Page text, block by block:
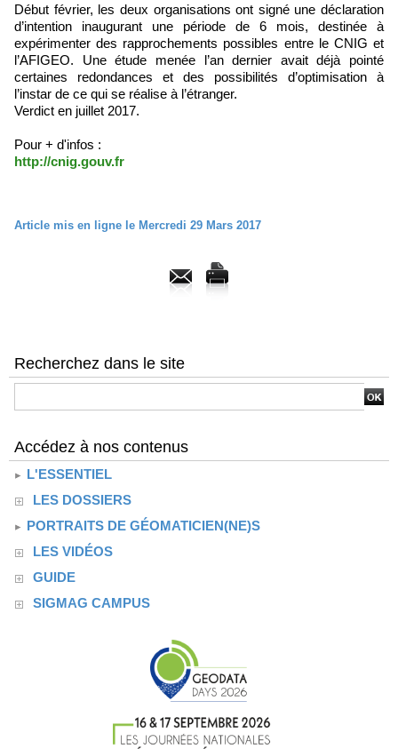
Début février, les deux organisations ont signé une déclaration
d’intention inaugurant une période de 6 mois, destinée à
expérimenter des rapprochements possibles entre le CNIG et
l’AFIGEO. Une étude menée l’an dernier avait déjà pointé
certaines redondances et des possibilités d’optimisation à
l’instar de ce qui se réalise à l’étranger.
Verdict en juillet 2017.
Pour + d'infos :
http://cnig.gouv.fr
Article mis en ligne le Mercredi 29 Mars 2017
Recherchez dans le site
Accédez à nos contenus
L'ESSENTIEL
LES DOSSIERS
PORTRAITS DE GÉOMATICIEN(NE)S
LES VIDÉOS
GUIDE
SIGMAG CAMPUS